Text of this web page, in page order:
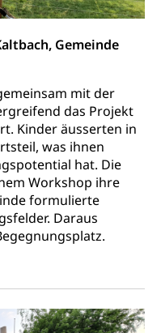
Gemeinde
mit der
das Projekt
Kinder äusserten in
was ihnen
hat. Die
Workshop ihre
formulierte
Daraus
Energiequelle,
fossile
Zentralschweiz
Klimaschutz,
(Geoportal)
(ARE)